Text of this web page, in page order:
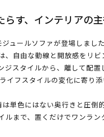
す、インテリアの
ュールソファが登場しました
、自由な動線と開放感をリ
ジスタイルから、離して配
イフスタイルの変化に寄り添
単色にはない奥行きと圧倒
ルまで、置くだけでワンラ